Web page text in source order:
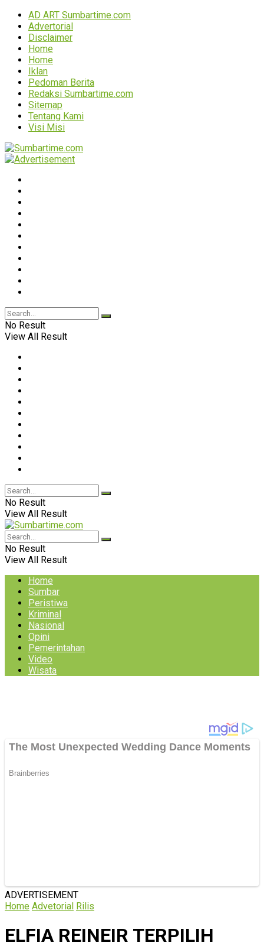
AD ART Sumbartime.com
Advertorial
Disclaimer
Home
Home
Iklan
Pedoman Berita
Redaksi Sumbartime.com
Sitemap
Tentang Kami
Visi Misi
No Result
View All Result
No Result
View All Result
No Result
View All Result
Home
Sumbar
Peristiwa
Kriminal
Nasional
Opini
Pemerintahan
Video
Wisata
ADVERTISEMENT
Home Advetorial Rilis
ELFIA REINEIR TERPILIH